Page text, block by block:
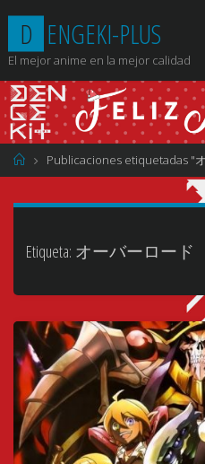
contenido
D ENGEKI-PLUS
El mejor anime en la mejor calidad
Página
de
Publicaciones etiquetadas "
Etiqueta: オーバーロード